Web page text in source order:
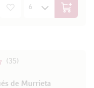
In den
35
de Murrieta